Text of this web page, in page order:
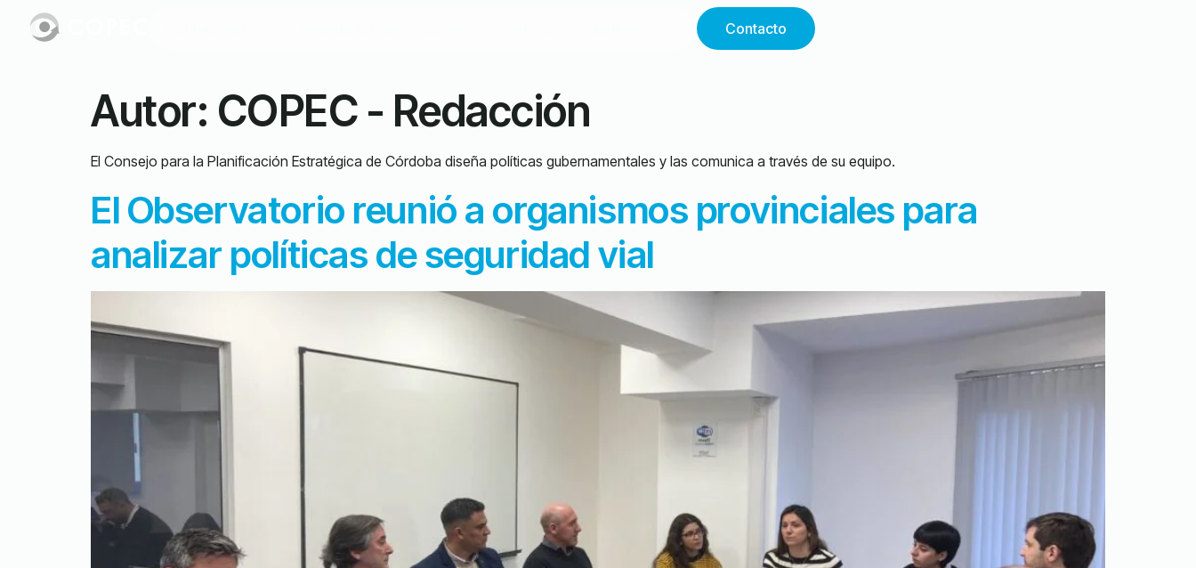
Contacto
Autor: COPEC - Redacción
El Consejo para la Planificación Estratégica de Córdoba diseña políticas gubernamentales y las comunica a través de su equipo.
El Observatorio reunió a organismos provinciales para
analizar políticas de seguridad vial